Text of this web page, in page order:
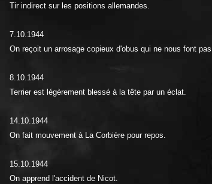
Tir indirect sur les positions allemandes.
7.10.1944
On reçoit un arrosage copieux d'obus qui ne nous font
8.10.1944
Terrier est légèrement blessé à la tête par un éclat.
14.10.1944
On fait mouvement à La Corbière pour repos.
15.10.1944
On apprend l'accident de Nicot.